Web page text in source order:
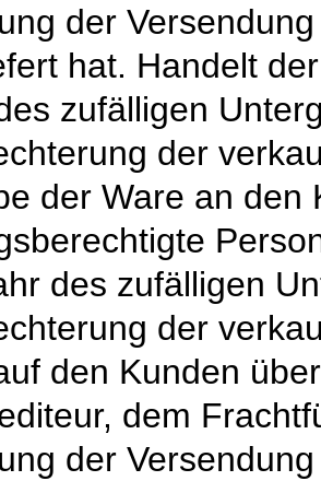
der
hat. Handelt
zufälligen
der
der Ware an den
des zufälligen
der
den Kunden
dem
der